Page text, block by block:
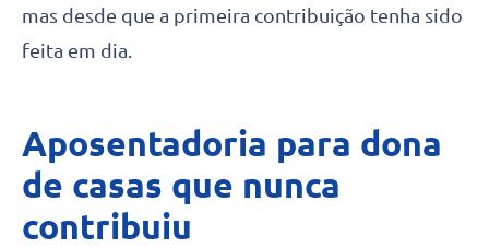
mas desde que a primeira contribuição tenha sido
feita em dia.
Aposentadoria para dona
de casas que nunca
contribuiu